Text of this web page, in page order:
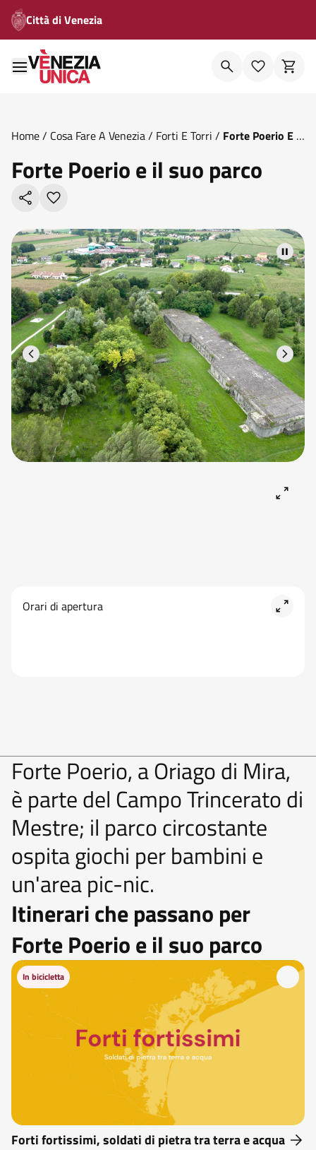
Città di Venezia
Home/ Cosa Fare A Venezia/ Forti E Torri / Forte Poerio E Il
Forte Poerio e il suo parco
Orari di apertura
Forte Poerio, a Oriago di Mira,
è parte del Campo Trincerato di
Mestre; il parco circostante
ospita giochi per bambini e
un'area pic-nic.
Itinerari che passano per
Forte Poerio e il suo parco
In bicicletta
Forti fortissimi, soldati di pietra tra terra e acqua